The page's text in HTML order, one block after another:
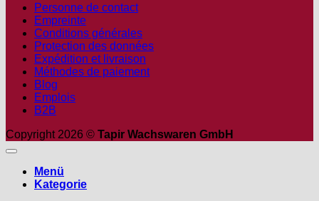
Personne de contact
Empreinte
Conditions générales
Protection des données
Expédition et livraison
Méthodes de paiement
Blog
Emplois
B2B
Copyright 2026 © Tapir Wachswaren GmbH
Menü
Kategorie